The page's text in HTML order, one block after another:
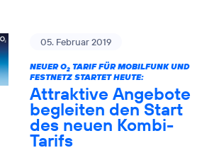
05. Februar 2019
NEUER O2TARIF FÜR MOBILFUNK UND
FESTNETZ STARTET HEUTE:
Attraktive Angebote
begleiten den Start
des neuen Kombi-
Tarifs